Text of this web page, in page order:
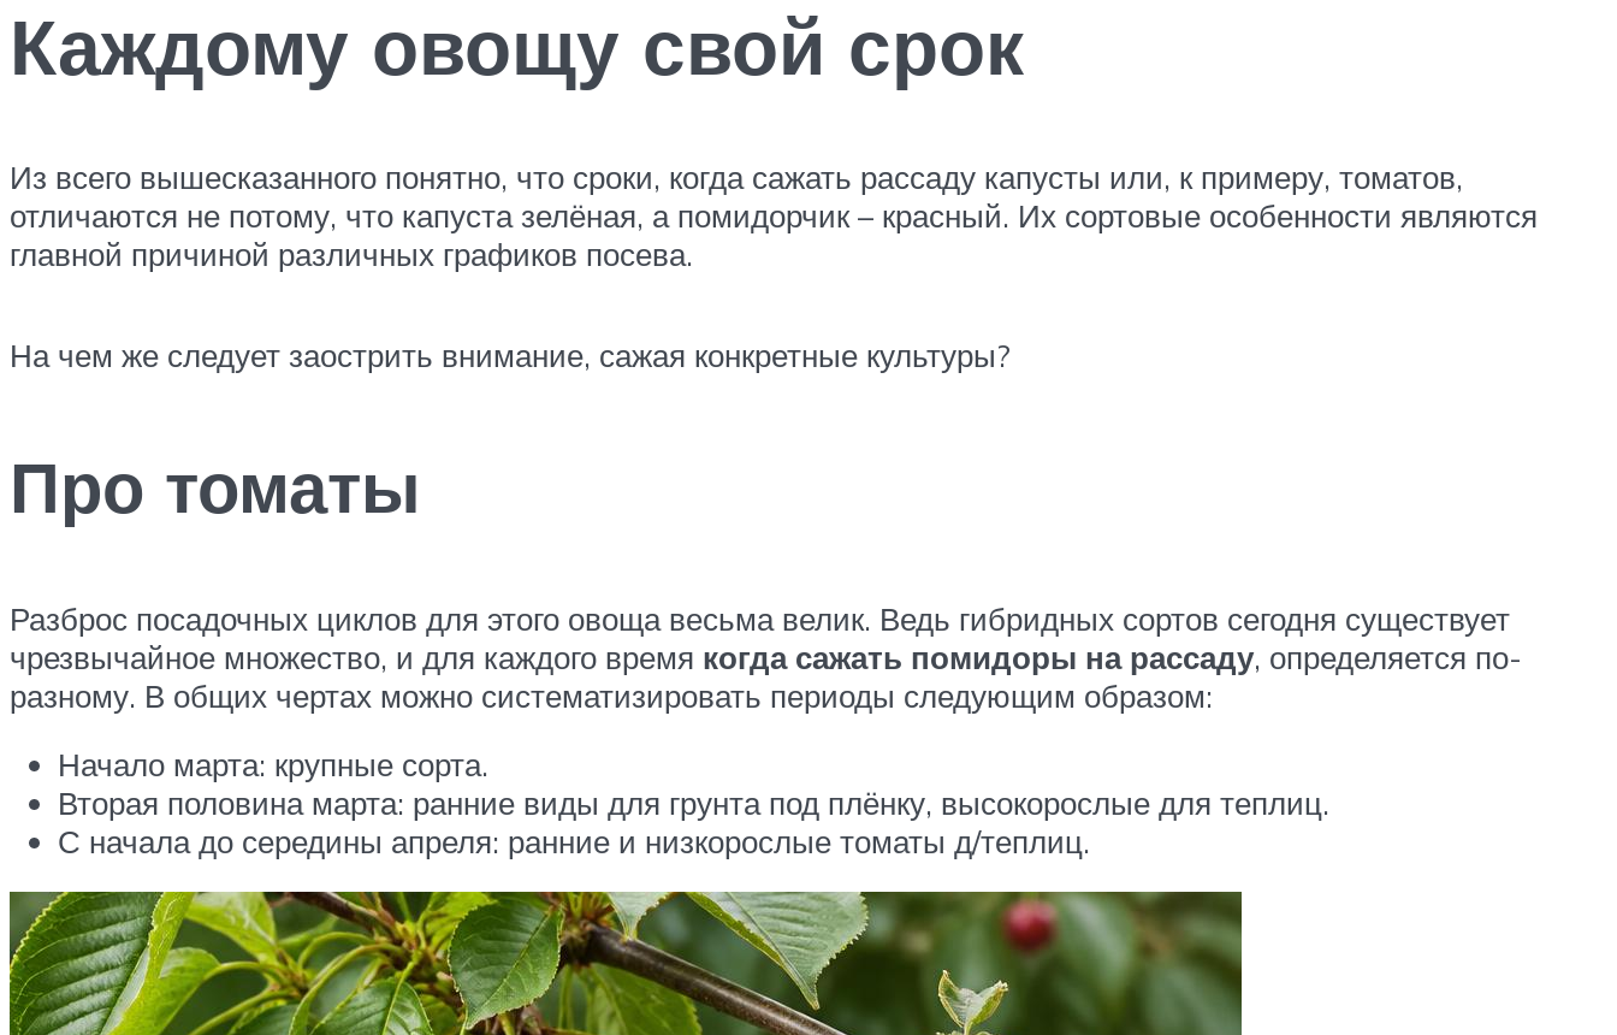
Каждому овощу свой срок
Из всего вышесказанного понятно, что сроки, когда сажать рассаду капусты или, к примеру, томатов,
отличаются не потому, что капуста зелёная, а помидорчик – красный. Их сортовые особенности являются
главной причиной различных графиков посева.
На чем же следует заострить внимание, сажая конкретные культуры?
Про томаты
Разброс посадочных циклов для этого овоща весьма велик. Ведь гибридных сортов сегодня существует
чрезвычайное множество, и для каждого время когда сажать помидоры на рассаду, определяется по-
разному. В общих чертах можно систематизировать периоды следующим образом:
Начало марта: крупные сорта.
Вторая половина марта: ранние виды для грунта под плёнку, высокорослые для теплиц.
С начала до середины апреля: ранние и низкорослые томаты д/теплиц.